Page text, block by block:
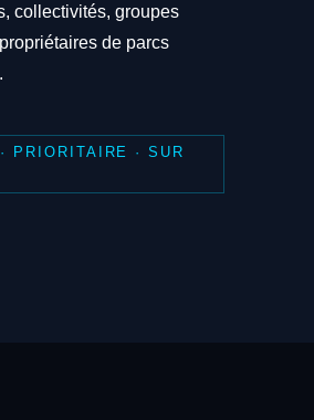
collectivités, groupes
de parcs
PRIORITAIRE · SUR